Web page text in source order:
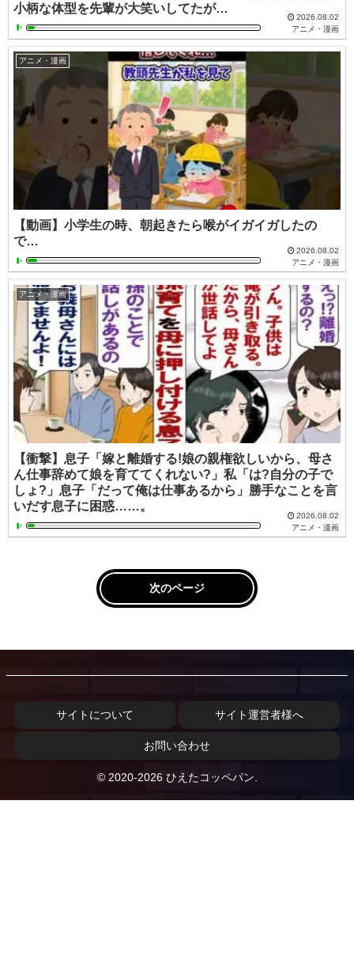
小柄な体型を先輩が大笑いしてたが…
2026.08.02
アニメ・漫画
アニメ・漫画
【動画】小学生の時、朝起きたら喉がイガイガしたの
で…
2026.08.02
アニメ・漫画
アニメ・漫画
【衝撃】息子「嫁と離婚する!娘の親権欲しいから、母さ
ん仕事辞めて娘を育ててくれない?」私「は?自分の子で
しょ?」息子「だって俺は仕事あるから」勝手なことを言
いだす息子に困惑……。
2026.08.02
アニメ・漫画
次のページ
サイトについて サイト運営者様へ
お問い合わせ
© 2020-2026 ひえたコッペパン.